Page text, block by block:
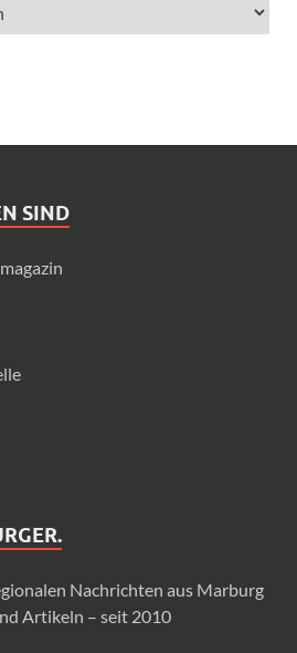
SIND
Nachrichten aus Marburg
Artikeln – seit 2010